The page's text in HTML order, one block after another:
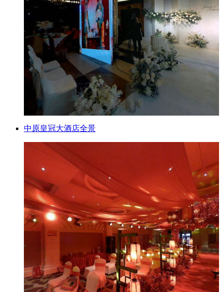
中原皇冠大酒店全景